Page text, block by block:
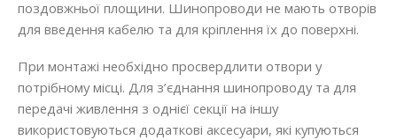
поздовжньої площини. Шинопроводи не мають отворів
для введення кабелю та для кріплення їх до поверхні.
При монтажі необхідно просвердлити отвори у
потрібному місці. Для з’єднання шинопроводу та для
передачі живлення з однієї секції на іншу
використовуються додаткові аксесуари, які купуються